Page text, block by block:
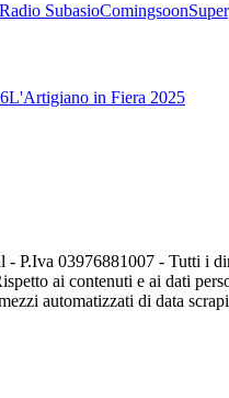
Radio SubasioComingsoon
L'Artigiano in Fiera 2025
P.Iva 03976881007 - Tutti i
ai contenuti e ai dati
automatizzati di data